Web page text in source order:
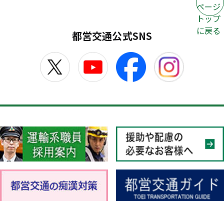
ページ
トップ
に戻る
都営交通公式SNS